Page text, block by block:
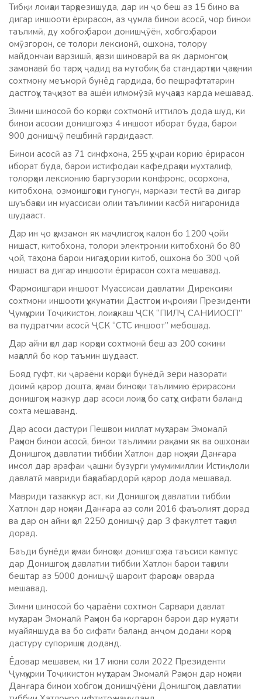
Тибқи лоиҳаи тарҳрезишуда, дар ин ҷо беш аз 15 бино ва
дигар иншооти ёрирасон, аз ҷумла бинои асосӣ, чор бинои
таълимӣ, ду хобгоҳ барои донишҷӯён, хобгоҳ барои
омӯзгорон, се толори лексионӣ, ошхона, толору
майдончаи варзишӣ, ҳавзи шиноварӣ ва як дармонгоҳи
замонавӣ бо тарҳи ҷадид ва мутобиқ ба стандартҳои ҷаҳонии
сохтмону меъморӣ бунёд гардида, бо пешрафтатарин
дастгоҳу таҷҳизот ва ашёи илмомӯзӣ муҷаҳҳаз карда мешавад.
Зимни шиносоӣ бо корҳои сохтмонӣ иттилоъ дода шуд, ки
бинои асосии донишгоҳ аз 4 иншоот иборат буда, барои
900 донишҷӯ пешбинӣ гардидааст.
Бинои асосӣ аз 71 синфхона, 255 ҳуҷраи корию ёрирасон
иборат буда, барои истифодаи кафедраҳои мухталиф,
толорҳои лексионию баргузории конфронс, осорхона,
китобхона, озмоишгоҳҳои гуногун, маркази тестӣ ва дигар
шуъбаҳои ин муассисаи олии таълимии касбӣ нигаронида
шудааст.
Дар ин ҷо ҳамзамон як маҷлисгоҳи калон бо 1200 ҷойи
нишаст, китобхона, толори электронии китобхонӣ бо 80
ҷой, таҳхона барои нигаҳдории китоб, ошхона бо 300 ҷой
нишаст ва дигар иншооти ёрирасон сохта мешавад.
Фармоишгари иншоот Муассисаи давлатии Дирексияи
сохтмони иншооти ҳукуматии Дастгоҳи иҷроияи Президенти
Ҷумҳурии Тоҷикистон, лоиҳакаш ҶСК “ПИЛҶ САНИИОСП”
ва пудратчии асосӣ ҶСК “СТС иншоот” мебошад.
Дар айни ҳол дар корҳои сохтмонӣ беш аз 200 сокини
маҳаллӣ бо кор таъмин шудааст.
Бояд гуфт, ки ҷараёни корҳои бунёдӣ зери назорати
доимӣ қарор дошта, ҳамаи биноҳои таълимию ёрирасони
донишгоҳи мазкур дар асоси лоиҳа бо сатҳу сифати баланд
сохта мешаванд.
Дар асоси дастури Пешвои миллат муҳтарам Эмомалӣ
Раҳмон бинои асосӣ, бинои таълимии рақами як ва ошхонаи
Донишгоҳи давлатии тиббии Хатлон дар ноҳияи Данғара
имсол дар арафаи ҷашни бузурги умумимиллии Истиқлоли
давлатӣ мавриди баҳрабардорӣ қарор дода мешавад.
Мавриди тазаккур аст, ки Донишгоҳи давлатии тиббии
Хатлон дар ноҳияи Данғара аз соли 2016 фаъолият дорад
ва дар он айни ҳол 2250 донишҷӯ дар 3 факултет таҳсил
дорад.
Баъди бунёди ҳамаи биноҳои донишгоҳ ва таъсиси кампус
дар Донишгоҳи давлатии тиббии Хатлон барои таҳсили
бештар аз 5000 донишҷӯ шароит фароҳам оварда
мешавад.
Зимни шиносоӣ бо ҷараёни сохтмон Сарвари давлат
муҳтарам Эмомалӣ Раҳмон ба коргарон барои дар муҳлати
муайяншуда ва бо сифати баланд анҷом додани корҳо
дастуру супоришҳо доданд.
Ёдовар мешавем, ки 17 июни соли 2022 Президенти
Ҷумҳурии Тоҷикистон муҳтарам Эмомалӣ Раҳмон дар ноҳияи
Данғара бинои хобгоҳи донишҷӯёни Донишгоҳи давлатии